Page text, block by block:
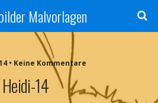
Malvorlagen
• Keine Kommentare
Heidi-14